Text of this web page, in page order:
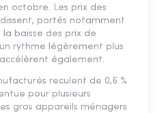
octobre. Les prix des
portés notamment
baisse des prix de
rythme légèrement plus
également.
reculent de 0,6 %
pour plusieurs
gros appareils ménagers